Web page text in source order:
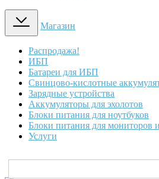
Магазин
Распродажа!
ИБП
Батареи для ИБП
Свинцово-кислотные
Зарядные устройства
Аккумуляторы для эхолотов
Блоки питания для ноутбуков
Блоки питания для мониторов
Услуги